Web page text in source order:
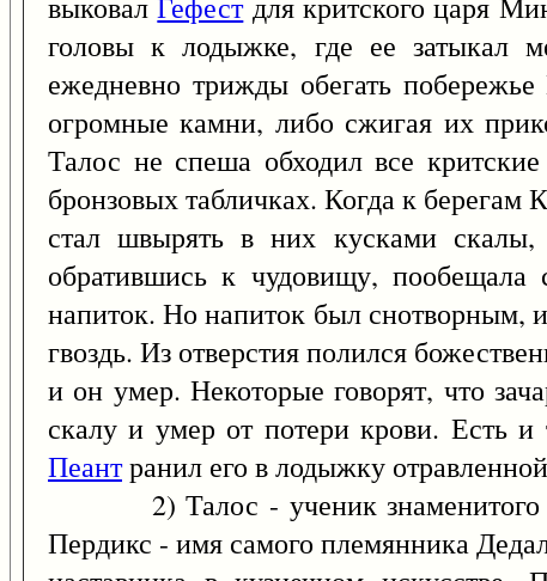
головы к лодыжке, где ее затыкал
ежедневно трижды обегать
огромные камни, либо сжигая их
Талос не спеша обходил все
бронзовых табличках. Когда к
стал швырять в них кусками
обратившись к чудовищу,
напиток. Но напиток был снотворным,
гвоздь. Из отверстия полился
и он умер. Некоторые говорят, что
скалу и умер от потери крови. Есть и
Пеантранил его в лодыжку
2) Талос - ученик знаменитого
Пердикс - имя самого племянника